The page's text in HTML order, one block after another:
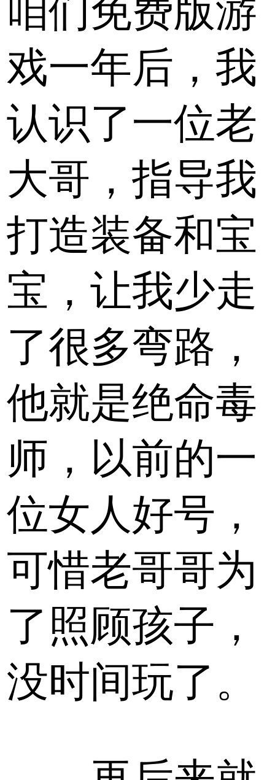
咱们免费版游
戏一年后，我
认识了一位老
大哥，指导我
打造装备和宝
宝，让我少走
了很多弯路，
他就是绝命毒
师，以前的一
位女人好号，
可惜老哥哥为
了照顾孩子，
没时间玩了。